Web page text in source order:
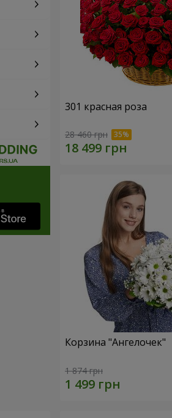
301 красная роза
28 460 грн
Корзина "Ангелочек"
1 874 грн